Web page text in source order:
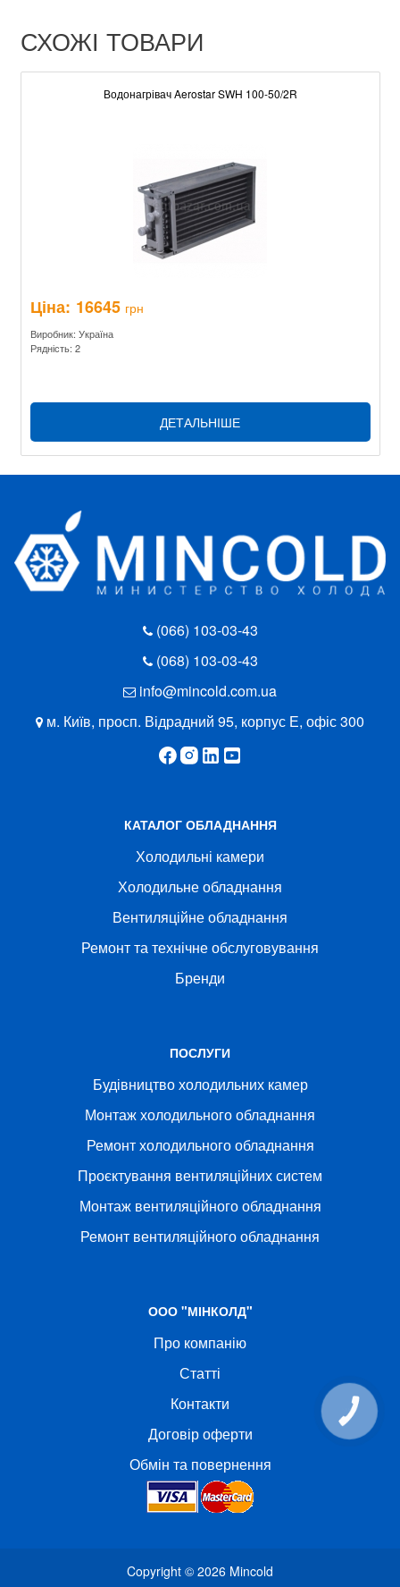
СХОЖІ ТОВАРИ
Водонагрівач Aerostar SWH 100-50/2R
Ціна: 16645 грн
Виробник: Україна
Рядність: 2
ДЕТАЛЬНІШЕ
(066) 103-03-43
(068) 103-03-43
info@mincold.com.ua
м. Київ, просп. Відрадний 95, корпус Е, офіс 300
КАТАЛОГ ОБЛАДНАННЯ
Холодильні камери
Холодильне обладнання
Вентиляційне обладнання
Ремонт та технічне обслуговування
Бренди
ПОСЛУГИ
Будівництво холодильних камер
Монтаж холодильного обладнання
Ремонт холодильного обладнання
Проєктування вентиляційних систем
Монтаж вентиляційного обладнання
Ремонт вентиляційного обладнання
ООО "МІНКОЛД"
Про компанію
Статті
Контакти
Договір оферти
Обмін та повернення
Copyright © 2026 Mincold
КНОПКА
СВЯЗИ